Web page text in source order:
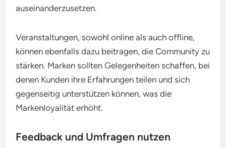
auseinanderzusetzen.
Veranstaltungen, sowohl online als auch offline,
können ebenfalls dazu beitragen, die Community zu
stärken. Marken sollten Gelegenheiten schaffen, bei
denen Kunden ihre Erfahrungen teilen und sich
gegenseitig unterstützen können, was die
Markenloyalität erhöht.
Feedback und Umfragen nutzen